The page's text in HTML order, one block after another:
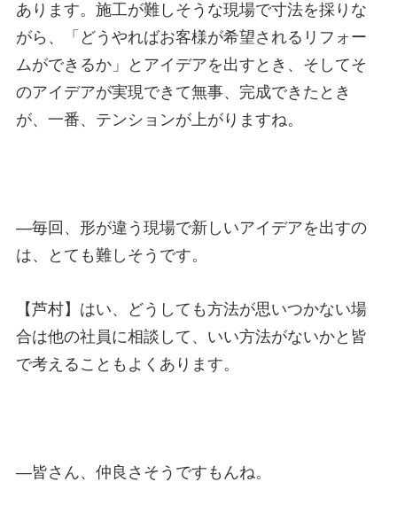
あります。施工が難しそうな現場で寸法を採りな
がら、「どうやればお客様が希望されるリフォー
ムができるか」とアイデアを出すとき、そしてそ
のアイデアが実現できて無事、完成できたとき
が、一番、テンションが上がりますね。
—毎回、形が違う現場で新しいアイデアを出すの
は、とても難しそうです。
【芦村】はい、どうしても方法が思いつかない場
合は他の社員に相談して、いい方法がないかと皆
で考えることもよくあります。
—皆さん、仲良さそうですもんね。